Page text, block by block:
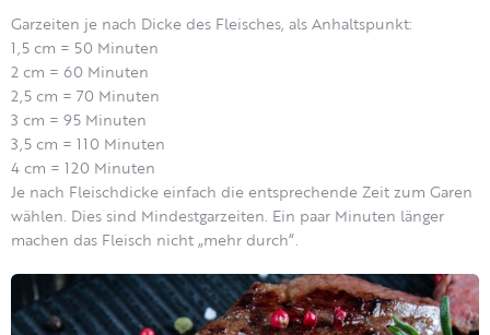
Garzeiten je nach Dicke des Fleisches, als Anhaltspunkt:
1,5 cm = 50 Minuten
2 cm = 60 Minuten
2,5 cm = 70 Minuten
3 cm = 95 Minuten
3,5 cm = 110 Minuten
4 cm = 120 Minuten
Je nach Fleischdicke einfach die entsprechende Zeit zum Garen
wählen. Dies sind Mindestgarzeiten. Ein paar Minuten länger
machen das Fleisch nicht „mehr durch“.